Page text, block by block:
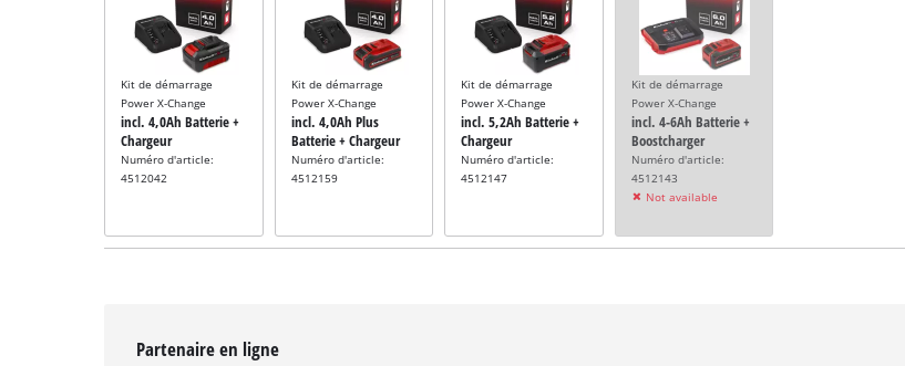
Kit de démarrage
Power X-Change
incl. 4,0Ah Batterie +
Chargeur
Numéro d'article:
4512042
Kit de démarrage
Power X-Change
incl. 4,0Ah Plus
Batterie + Chargeur
Numéro d'article:
4512159
Kit de démarrage
Power X-Change
incl. 5,2Ah Batterie +
Chargeur
Numéro d'article:
4512147
Kit de démarrage
Power X-Change
incl. 4-6Ah Batterie +
Boostcharger
Numéro d'article:
4512143
Not available
Partenaire en ligne